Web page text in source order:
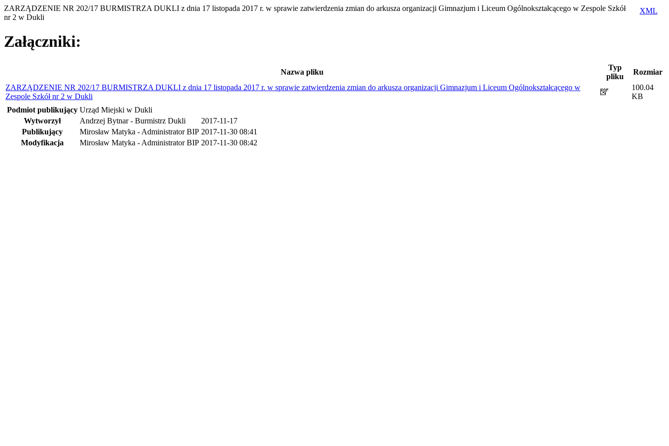
XML
ZARZĄDZENIE NR 202/17 BURMISTRZA DUKLI z dnia 17 listopada 2017 r. w sprawie zatwierdzenia zmian do arkusza organizacji Gimnazjum i Liceum Ogólnokształcącego w Zespole Szkół
nr 2 w Dukli
Załączniki:
Nazwa pliku
Typ
pliku
Rozmiar
ZARZĄDZENIE NR 202/17 BURMISTRZA DUKLI z dnia 17 listopada 2017 r. w sprawie zatwierdzenia zmian do arkusza organizacji Gimnazjum i Liceum Ogólnokształcącego w
Zespole Szkół nr 2 w Dukli
100.04
KB
Podmiot publikujący Urząd Miejski w Dukli
Wytworzył
Andrzej Bytnar - Burmistrz Dukli
2017-11-17
Publikujący
Mirosław Matyka - Administrator BIP 2017-11-30 08:41
Modyfikacja
Mirosław Matyka - Administrator BIP 2017-11-30 08:42